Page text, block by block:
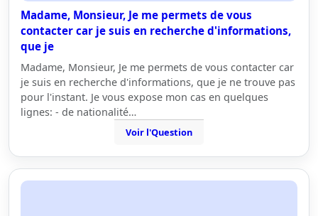
Madame, Monsieur, Je me permets de vous
contacter car je suis en recherche d'informations,
que je
Madame, Monsieur, Je me permets de vous contacter car
je suis en recherche d'informations, que je ne trouve pas
pour l'instant. Je vous expose mon cas en quelques
lignes: - de nationalité…
Voir l'Question